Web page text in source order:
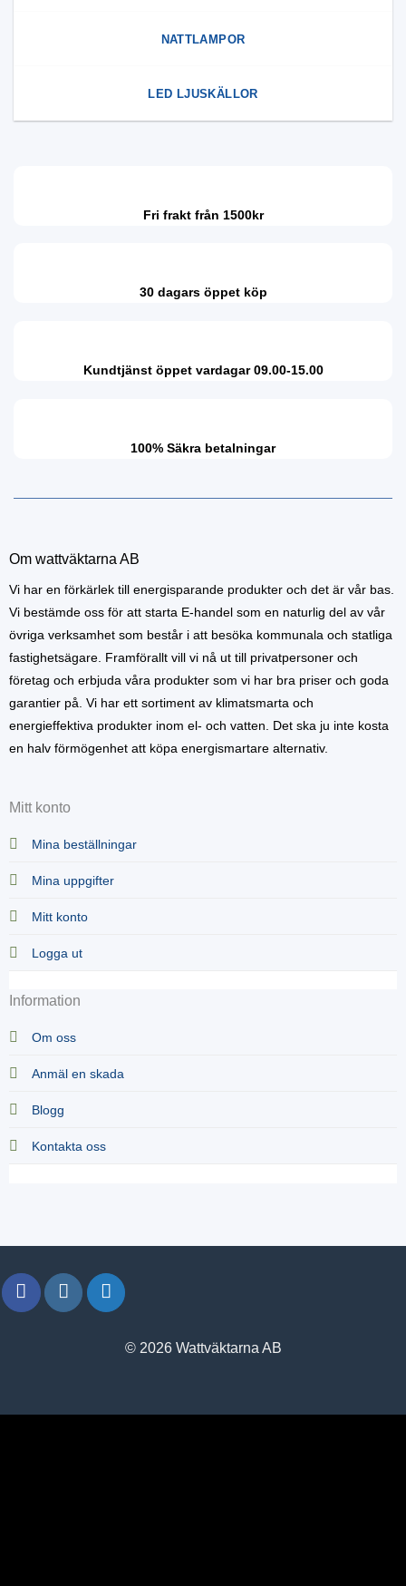
NATTLAMPOR
LED LJUSKÄLLOR
Fri frakt från 1500kr
30 dagars öppet köp
Kundtjänst öppet vardagar 09.00-15.00
100% Säkra betalningar
Om wattväktarna AB
Vi har en förkärlek till energisparande produkter och det är vår bas.
Vi bestämde oss för att starta E-handel som en naturlig del av vår
övriga verksamhet som består i att besöka kommunala och statliga
fastighetsägare. Framförallt vill vi nå ut till privatpersoner och
företag och erbjuda våra produkter som vi har bra priser och goda
garantier på. Vi har ett sortiment av klimatsmarta och
energieffektiva produkter inom el- och vatten. Det ska ju inte kosta
en halv förmögenhet att köpa energismartare alternativ.
Mitt konto
Mina beställningar
Mina uppgifter
Mitt konto
Logga ut
Information
Om oss
Anmäl en skada
Blogg
Kontakta oss
© 2026 Wattväktarna AB